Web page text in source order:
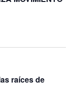
raíces de